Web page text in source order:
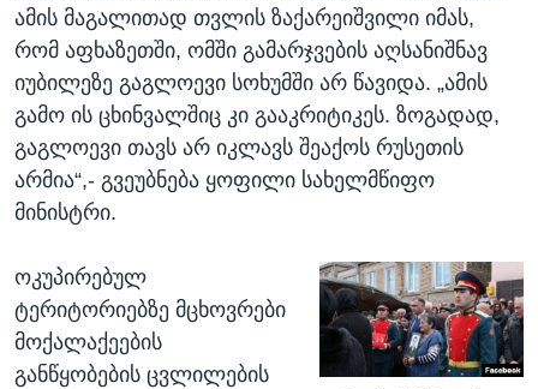
ამის მაგალითად თვლის ზაქარეიშვილი იმას,
რომ აფხაზეთში, ომში გამარჯვების აღსანიშნავ
იუბილეზე გაგლოევი სოხუმში არ წავიდა. „ამის
გამო ის ცხინვალშიც კი გააკრიტიკეს. ზოგადად,
გაგლოევი თავს არ იკლავს შეაქოს რუსეთის
არმია“,- გვეუბნება ყოფილი სახელმწიფო
მინისტრი.
ოკუპირებულ
ტერიტორიებზე მცხოვრები
მოქალაქეების
განწყობების ცვლილების